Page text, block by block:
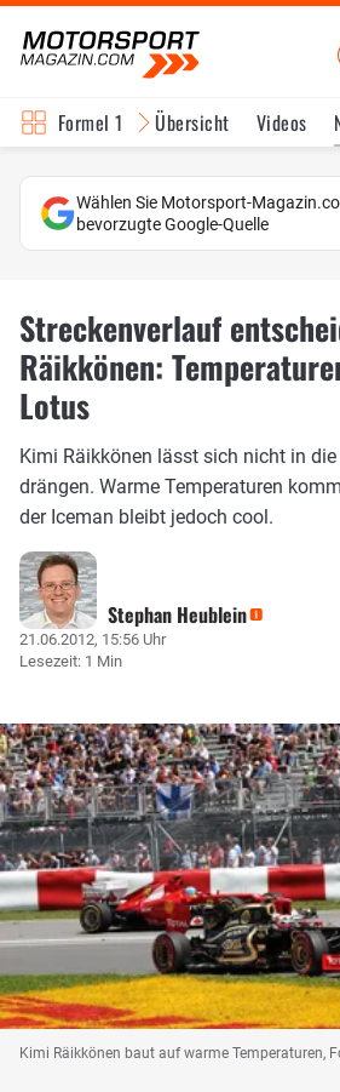
Formel 1 Übersicht Videos
Wählen Sie Motorsport-
bevorzugte Google-Quelle
Streckenverlauf
Räikkönen:
Lotus
Kimi Räikkönen lässt sich nicht in
drängen. Warme Temperaturen
der Iceman bleibt jedoch cool.
Stephan Heublein
21.06.2012, 15:56 Uhr
Lesezeit: 1 Min
Kimi Räikkönen baut auf warme Temperaturen,